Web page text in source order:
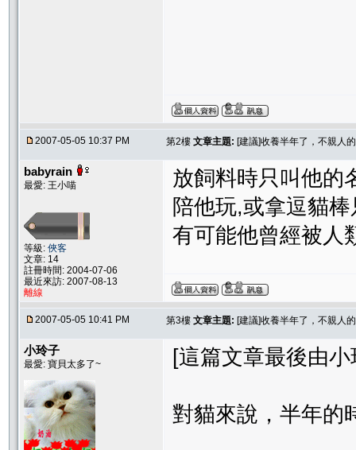
2007-05-05 10:37 PM 第2樓 文章主題: [建議]收養半年了，不親人
babyrain
最愛: 王小喵
等級: 俠客
文章: 14
註冊時間: 2004-07-06
最近來訪: 2007-08-13
離線
放飼料時只叫他的
陪他玩,或拿逗貓
有可能他曾經被人
2007-05-05 10:41 PM 第3樓 文章主題: [建議]收養半年了，不親人
小玲子
最愛: 寶貝太多了~ [這篇文章最後由
對貓來說，半年的